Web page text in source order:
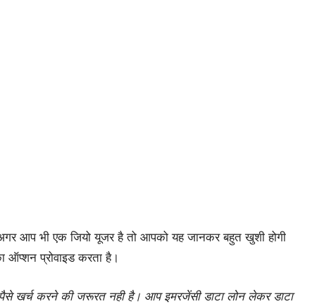
आप भी एक जियो यूजर है तो आपको यह जानकर बहुत खुशी होगी
ऑप्शन प्रोवाइड करता है।
खर्च करने की जरूरत नही है। आप इमरजेंसी डाटा लोन लेकर डाटा